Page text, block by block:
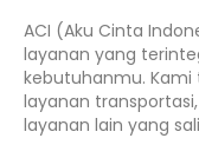
ACI (Aku Cinta
layanan yang
kebutuhanmu. Kami
layanan
layanan lain yang